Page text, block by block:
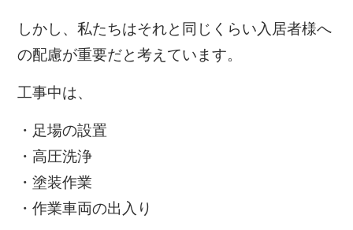
しかし、私たちはそれと同じくらい入居者様へ
の配慮が重要だと考えています。
工事中は、
・足場の設置
・高圧洗浄
・塗装作業
・作業車両の出入り